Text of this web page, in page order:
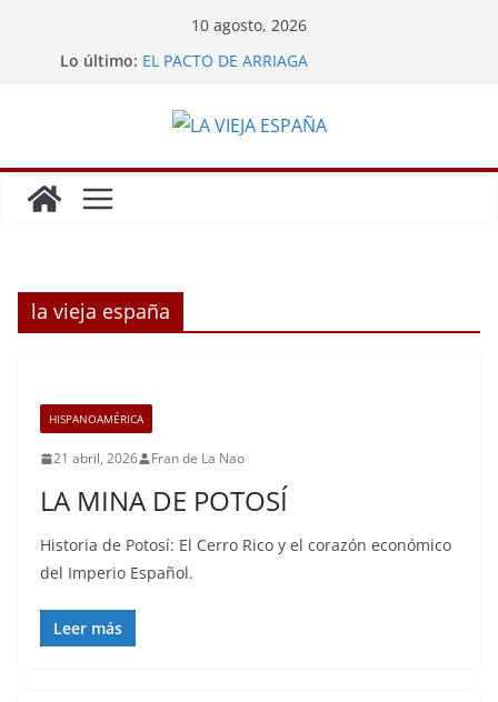
10 agosto, 2026
Lo último: EL PACTO DE ARRIAGA
GRANDES HAZAÑAS DE LOS ESPAÑOLES
LA REBELIÓN DE LOS ENCOMENDEROS
la vieja españa
HISPANOAMÉRICA
21 abril, 2026 Fran de La Nao
LA MINA DE POTOSÍ
Historia de Potosí: El Cerro Rico y el corazón económico
del Imperio Español.
Leer más